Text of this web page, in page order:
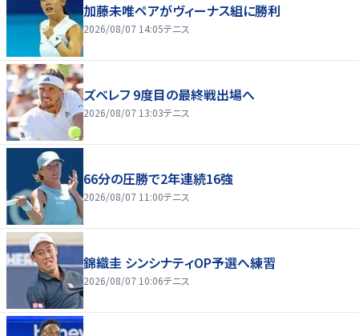
加藤未唯ペアがヴィーナス組に勝利
2026/08/07 14:05テニス
ズベレフ 9度目の最終戦出場へ
2026/08/07 13:03テニス
66分の圧勝で2年連続16強
2026/08/07 11:00テニス
錦織圭 シンシナティOP予選へ練習
2026/08/07 10:06テニス